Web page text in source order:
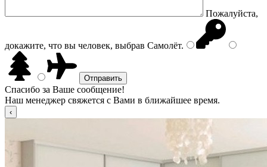
Пожалуйста,
докажите, что вы человек, выбрав Самолёт.
Спасибо за Ваше сообщение!
Наш менеджер свяжется с Вами в ближайшее время.